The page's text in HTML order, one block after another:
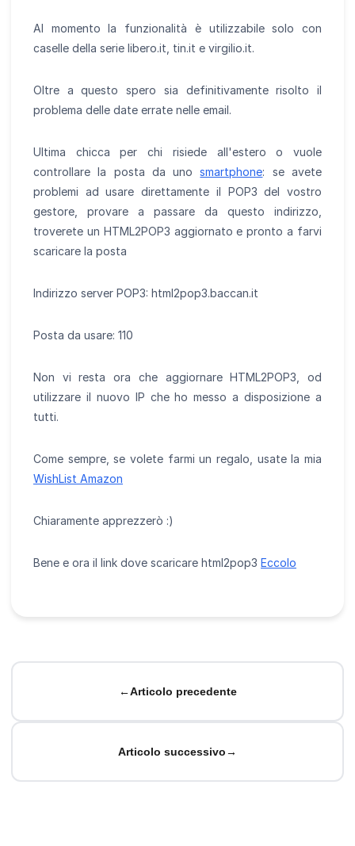
Al momento la funzionalità è utilizzabile solo con
caselle della serie libero.it, tin.it e virgilio.it.
Oltre a questo spero sia definitivamente risolto il
problema delle date errate nelle email.
Ultima chicca per chi risiede all'estero o vuole
controllare la posta da unosmartphone: se avete
problemi ad usare direttamente il POP3 del vostro
gestore, provare a passare da questo indirizzo,
troverete un HTML2POP3 aggiornato e pronto a farvi
scaricare la posta
Indirizzo server POP3: html2pop3.baccan.it
Posta da usare: 110
Non vi resta ora che aggiornare HTML2POP3, od
utilizzare il nuovo IP che ho messo a disposizione a
tutti.
Come sempre, se volete farmi un regalo, usate la mia
WishList Amazon
Chiaramente apprezzerò :)
Bene e ora il link dove scaricare html2pop3 Eccolo
←Articolo precedente
Articolo successivo→